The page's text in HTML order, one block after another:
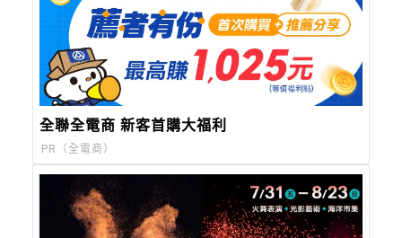
全聯全電商 新客首購大福利
PR（全電商）